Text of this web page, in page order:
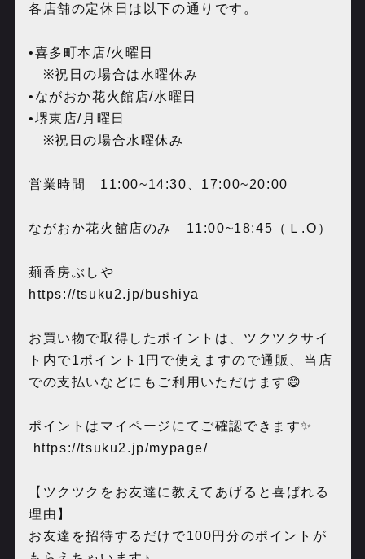
各店舗の定休日は以下の通りです。
•喜多町本店/火曜日
※祝日の場合は水曜休み
• ながおか花火館店/水曜日
•堺東店/ 月曜日
※祝日の場合水曜休み
営業時間 11:00~14:30 17:00~20:00
ながおか花火館店のみ 11:00~18:45 （Ｌ .O ）
麺香房ぶしや
https://tsuku2.jp/bushiya
お買い物で取得したポイントは、ツクツクサイ
ト内で1ポイント 1 円で使えますので通販、当店
での支払いなどにもご利用いただけます 😄
ポイントはマイページにてご確認できます✨
https://tsuku2.jp/mypage/
【ツクツクをお友達に教えてあげると喜ばれる
理由】
お友達を招待するだけで100円分のポイントが